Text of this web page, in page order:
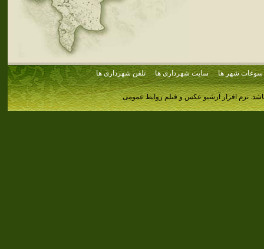
سوغات شهر ها سایت شهرداری ها تلفن شهرداری ها
نرم افزار آرشیو عکس و فیلم روابط عمومی